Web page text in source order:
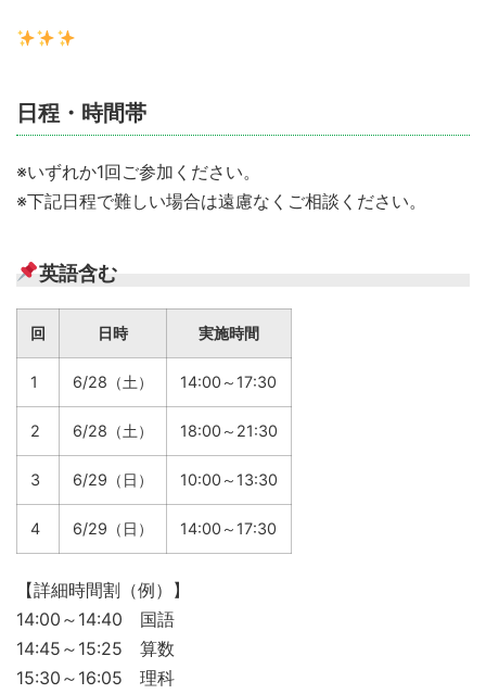
日程・時間帯
※いずれか1回ご参加ください。
※下記日程で難しい場合は遠慮なくご相談ください。
英語含む
回 日時 実施時間
1 6/28（土） 14:00～17:30
2 6/28（土） 18:00～21:30
3 6/29（日） 10:00～13:30
4 6/29（日） 14:00～17:30
【詳細時間割（例）】
14:00～14:40 国語
14:45～15:25 算数
15:30～16:05 理科